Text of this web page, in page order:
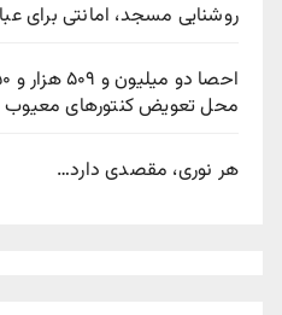
روشنایی مسجد، امانتی برای
محل تعویض کنتورهای معیوب
هر نوری، مقصدی دارد…